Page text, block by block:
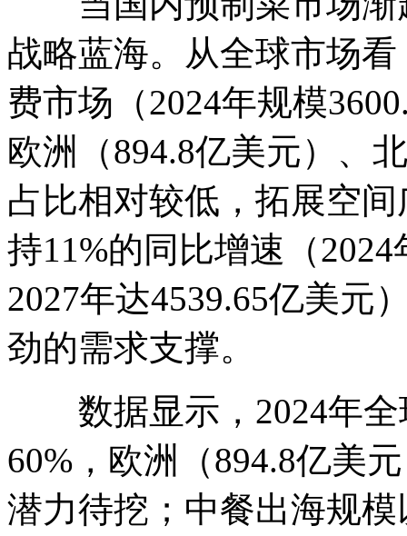
战略蓝海。从全球市场
费市场（2024年规模
欧洲（894.8亿美元）、
占比相对较低，拓展空
持11%的同比增速（
2027年达4539.65亿美元
劲的需求支撑。
数据显示，2024年全
60%，欧洲（894.8亿美
潜力待挖；中餐出海规